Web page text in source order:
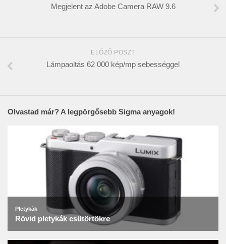
Megjelent az Adobe Camera RAW 9.6
ELŐZŐ POSZT
Lámpaoltás 62 000 kép/mp sebességgel
Olvastad már? A legpörgősebb Sigma anyagok!